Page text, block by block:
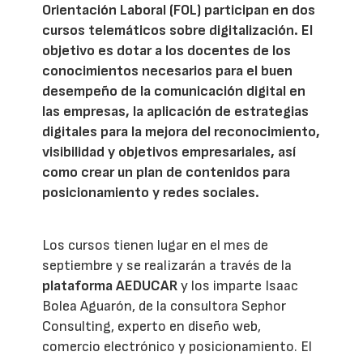
Orientación Laboral (FOL) participan en dos
cursos telemáticos sobre digitalización. El
objetivo es dotar a los docentes de los
conocimientos necesarios para el buen
desempeño de la comunicación digital en
las empresas, la aplicación de estrategias
digitales para la mejora del reconocimiento,
visibilidad y objetivos empresariales, así
como crear un plan de contenidos para
posicionamiento y redes sociales.
Los cursos tienen lugar en el mes de
septiembre y se realizarán a través de la
plataforma AEDUCARy los imparte Isaac
Bolea Aguarón, de la consultora Sephor
Consulting, experto en diseño web,
comercio electrónico y posicionamiento. El